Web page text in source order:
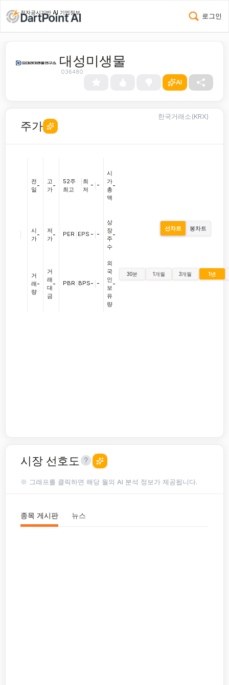
전자공시기반 AI 기업정보 로그인
대성미생물
036480
AI
주가
한국거래소(KRX)
전
일
-
시
가
-
거
래
량
-
고
가
-
저
가
-
거
래
대
금
-
52주
최고
최
저
- -
PER EPS - -
PBR BPS- -
시
가
총
액
-
상
장
주
수
-
외
국
인
보
유
량
-
선차트 봉차트
30분 1개월 3개월 1년
시장 선호도
※ 그래프를 클릭하면 해당 월의 AI 분석 정보가 제공됩니다.
종목 게시판 뉴스